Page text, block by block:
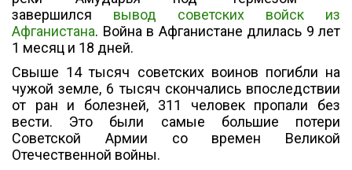
завершился вывод советских войск из
Афганистана. Война в Афганистане длилась 9 лет
1 месяц и 18 дней.
Свыше 14 тысяч советских воинов погибли на
чужой земле, 6 тысяч скончались впоследствии
от ран и болезней, 311 человек пропали без
вести. Это были самые большие потери
Советской Армии со времен Великой
Отечественной войны.